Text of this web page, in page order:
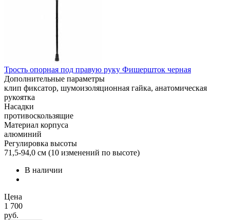
Трость опорная под правую руку Фишершток черная
Дополнительные параметры
клип фиксатор, шумоизоляционная гайка, анатомическая
рукоятка
Насадки
противоскользящие
Материал корпуса
алюминий
Регулировка высоты
71,5-94,0 см (10 изменений по высоте)
В наличии
Цена
1 700
руб.